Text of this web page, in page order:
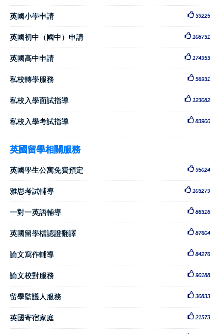
英國小學申請 39225
英國初中（國中）申請 108731
英國高中申請 174953
私校轉學服務 56931
私校入學面試指導 123082
私校入學考試指導 83900
英國留學相關服務
英國學生公寓免費預定 95024
雅思考試輔導 103279
一對一英語輔導 86316
英國留學檔認證翻譯 87604
論文寫作輔導 84276
論文校對服務 90188
留學監護人服務 30833
英國寄宿家庭 21573